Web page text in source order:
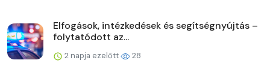
Elfogások, intézkedések és segítségnyújtás –
folytatódott az...
2 napja ezelőtt 28